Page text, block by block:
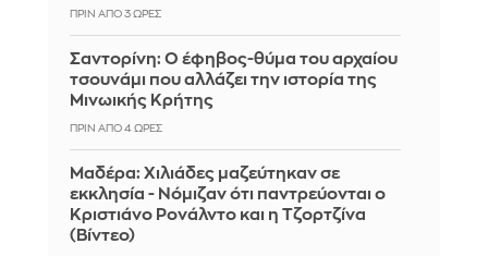
ΠΡΙΝ ΑΠΌ 3 ΏΡΕΣ
Σαντορίνη: Ο έφηβος-θύμα του αρχαίου
τσουνάμι που αλλάζει την ιστορία της
Μινωικής Κρήτης
ΠΡΙΝ ΑΠΌ 4 ΏΡΕΣ
Μαδέρα: Χιλιάδες μαζεύτηκαν σε
εκκλησία - Νόμιζαν ότι παντρεύονται ο
Κριστιάνο Ρονάλντο και η Τζορτζίνα
(Βίντεο)